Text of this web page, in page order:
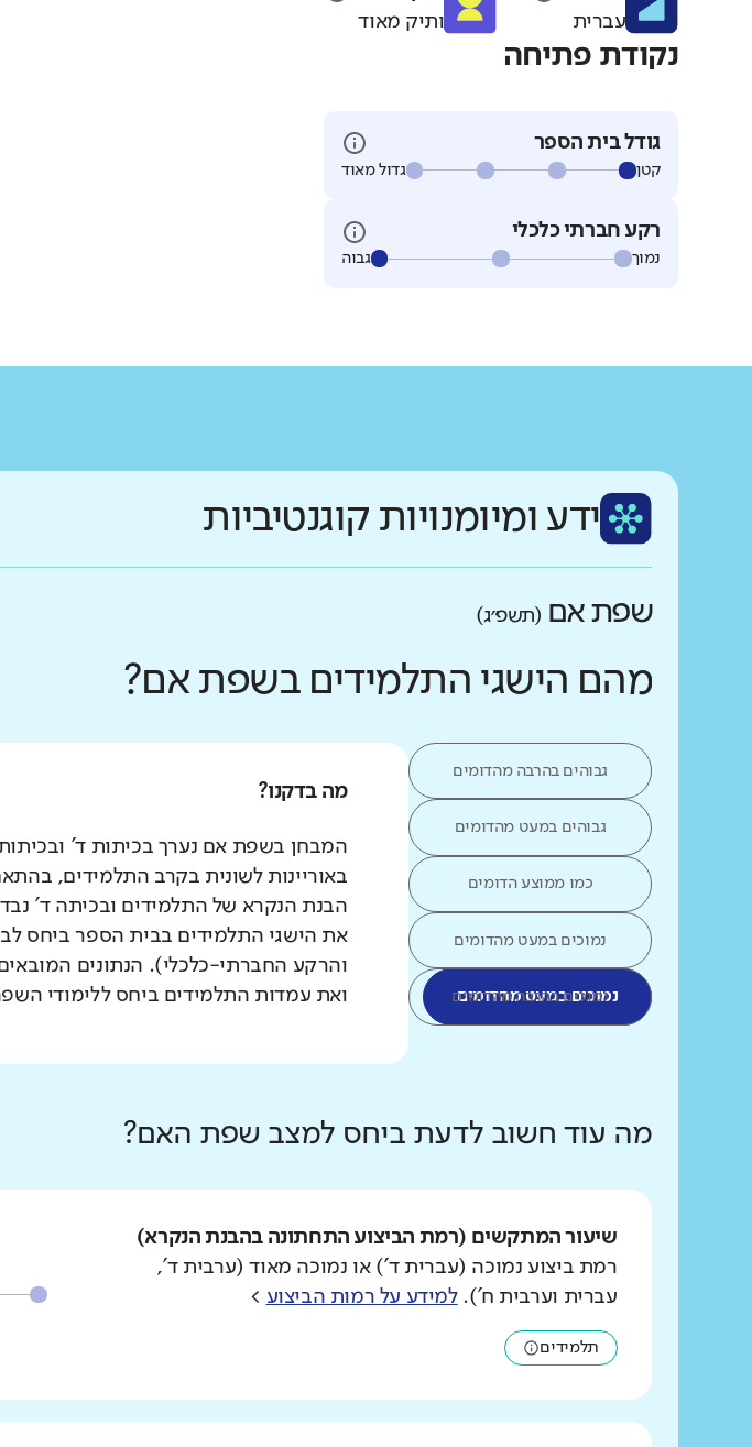
עברית
ותיק מאוד
נקודת פתיחה
גודל בית הספר
גדול מאוד קטן
רקע חברתי כלכלי
גבוה נמוך
ידע ומיומנויות קוגנטיביות
שפת אם (תשפ״ג)
מהם הישגי התלמידים בשפת אם?
גבוהים בהרבה מהדומים
גבוהים במעט מהדומים
כמו ממוצע הדומים
נמוכים במעט מהדומים
נמוכים במעט מהדומים
נמוכים בהרבה מהדומים
מה בדקנו?
המבחן בשפת אם נערך בכיתות ד'
באוריינות לשונית בקרב התלמידים,
הבנת הנקרא של התלמידים ובכיתה ד'
את הישגי התלמידים בבית הספר ביחס
והרקע החברתי-כלכלי). הנתונים
ואת עמדות התלמידים ביחס ללימודי
מה עוד חשוב לדעת ביחס למצב שפת האם?
שיעור המתקשים (רמת הביצוע התחתונה בהבנת הנקרא)
רמת ביצוע נמוכה (עברית ד') או נמוכה מאוד (ערבית ד',
עברית וערבית ח').למידע על רמות הביצוע >
תלמידים